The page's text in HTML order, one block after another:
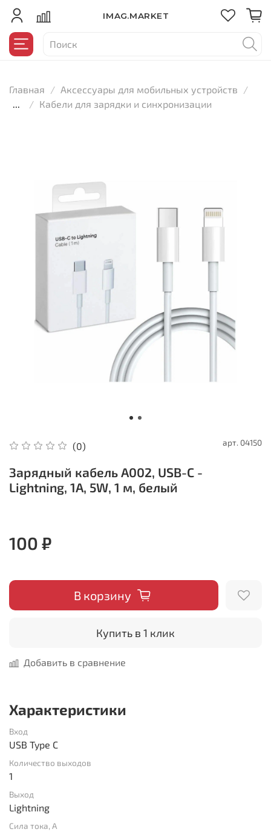
IMAG.MARKET
Главная
Аксессуары для мобильных устройств
...
Кабели для зарядки и синхронизации
(0) арт. 04150
Зарядный кабель A002, USB-C -
Lightning, 1A, 5W, 1 м, белый
100 ₽
В корзину
Купить в 1 клик
Добавить в сравнение
Характеристики
Вход
USB Type C
Количество выходов
1
Выход
Lightning
Сила тока, А